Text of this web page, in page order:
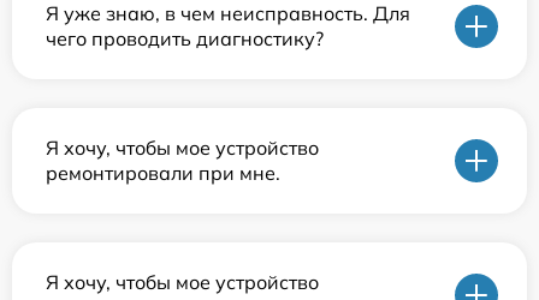
Я уже знаю, в чем неисправность. Для
чего проводить диагностику?
Я хочу, чтобы мое устройство
ремонтировали при мне.
Я хочу, чтобы мое устройство